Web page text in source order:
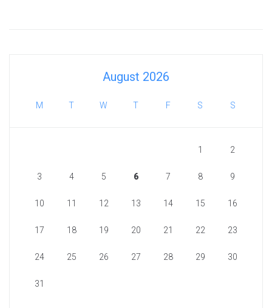
August 2026
M T W T F S S
1 2
3 4 5 6 7 8 9
10 11 12 13 14 15 16
17 18 19 20 21 22 23
24 25 26 27 28 29 30
31